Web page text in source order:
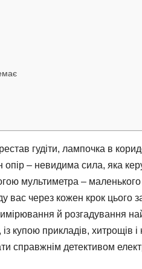
гудіти, лампочка в
– невидима сила, яка
мультиметра – маленького
вас через кожен крок цього
й розгадування
купою прикладів, хитрощів
справжнім детективом